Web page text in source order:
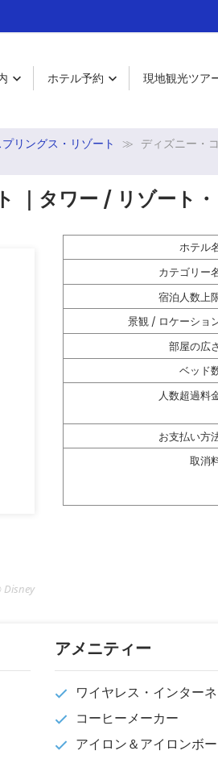
 
ホテル予約 現地観光ツア
リングス・リゾート
ディズニー・
｜タワー / リゾート
Disney
ホテル
カテゴリー
宿泊人数上
景観 / ロケーショ
部屋の広さ
ベッド
人数超過料
お支払い方
取消
アメニティー
ワイヤレス・インター
コーヒーメーカー
アイロン＆アイロンボ